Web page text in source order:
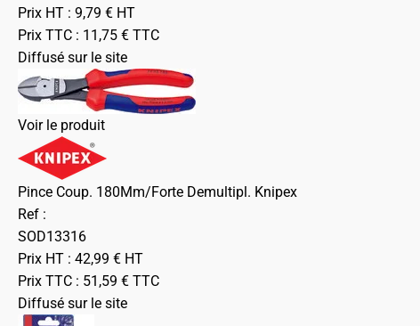
Prix HT : 9,79 € HT
Prix TTC : 11,75 € TTC
Diffusé sur le site
Voir le produit
Pince Coup. 180Mm/Forte Demultipl. Knipex
Ref :
SOD13316
Prix HT : 42,99 € HT
Prix TTC : 51,59 € TTC
Diffusé sur le site